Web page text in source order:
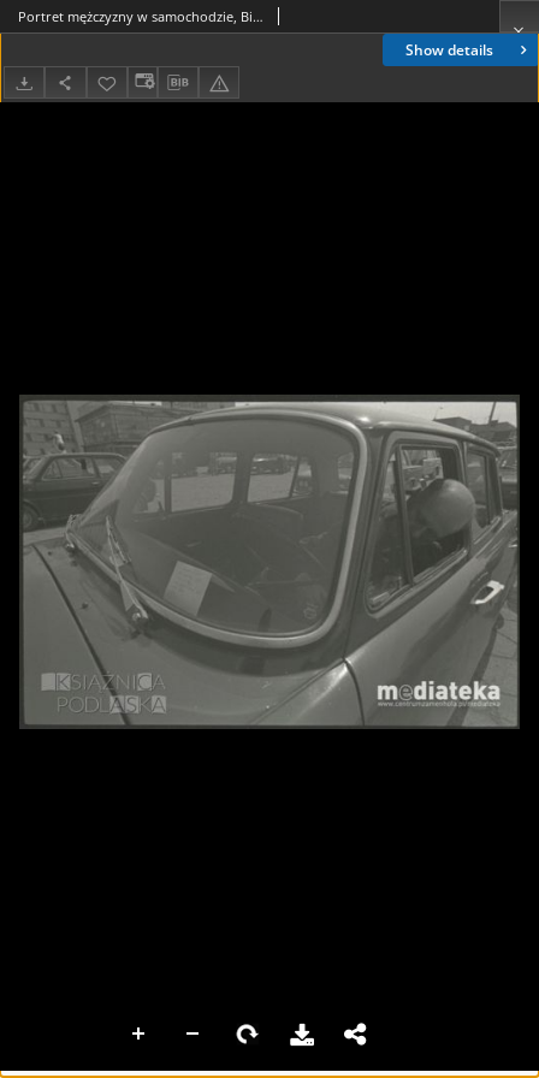
Show details
Portret mężczyzny w samochodzie, Białystok, druga połowa lat 70. XX w., fot. ze zbiorów Andrzeja Trzcińskiego